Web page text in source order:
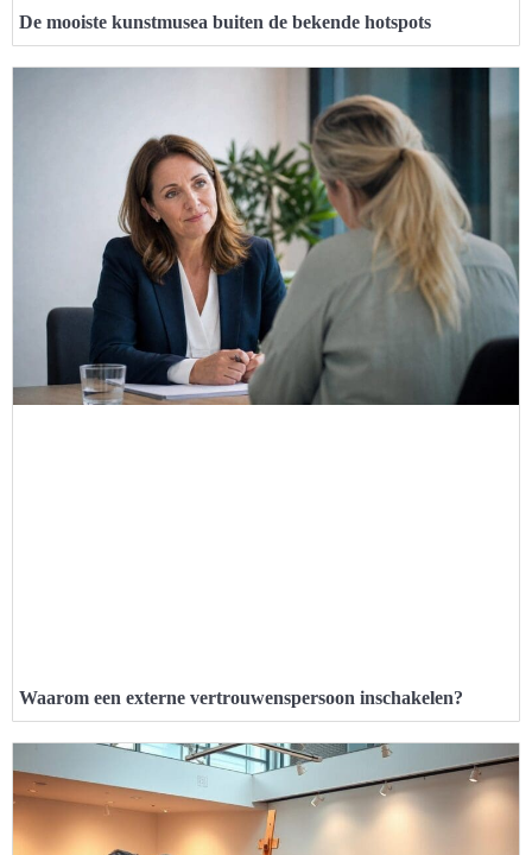
De mooiste kunstmusea buiten de bekende hotspots
Waarom een externe vertrouwenspersoon inschakelen?